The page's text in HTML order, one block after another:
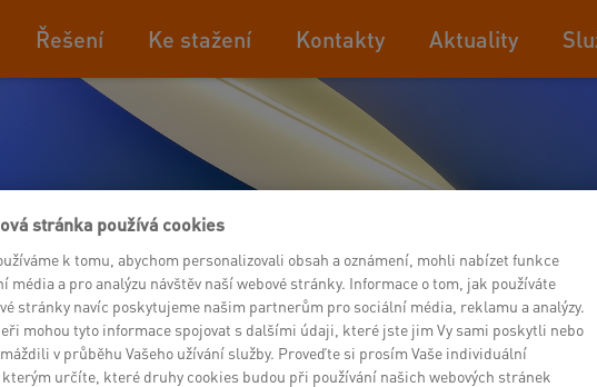
Řešení Ke stažení Kontakty Aktuality
stránka používá cookies
k tomu, abychom personalizovali obsah a oznámení, mohli nabízet funkce
média a pro analýzu návštěv naší webové stránky. Informace o tom, jak používáte
stránky navíc poskytujeme našim partnerům pro sociální média, reklamu a analýzy.
mohou tyto informace spojovat s dalšími údaji, které jste jim Vy sami poskytli nebo
v průběhu Vašeho užívání služby. Proveďte si prosím Vaše individuální
určíte, které druhy cookies budou při používání našich webových stránek